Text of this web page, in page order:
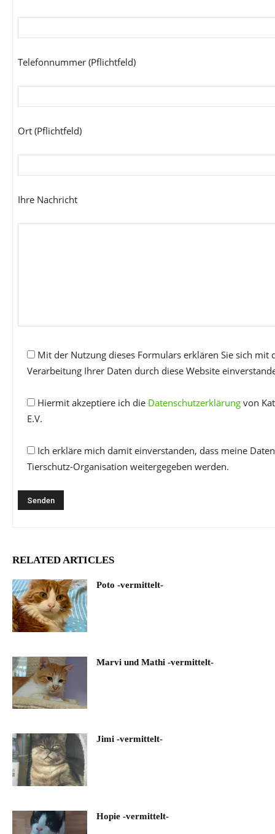
Telefonnummer (Pflichtfeld)
Ort (Pflichtfeld)
Ihre Nachricht
Mit der Nutzung dieses Formulars erklären Sie sich mit
Verarbeitung Ihrer Daten durch diese Website
Hiermit akzeptiere ich die Datenschutzerklärung von
E.V.
Ich erkläre mich damit einverstanden, dass meine
Tierschutz-Organisation weitergegeben werden.
RELATED ARTICLES
Poto -vermittelt-
Marvi und Mathi -vermittelt-
Jimi -vermittelt-
Hopie -vermittelt-